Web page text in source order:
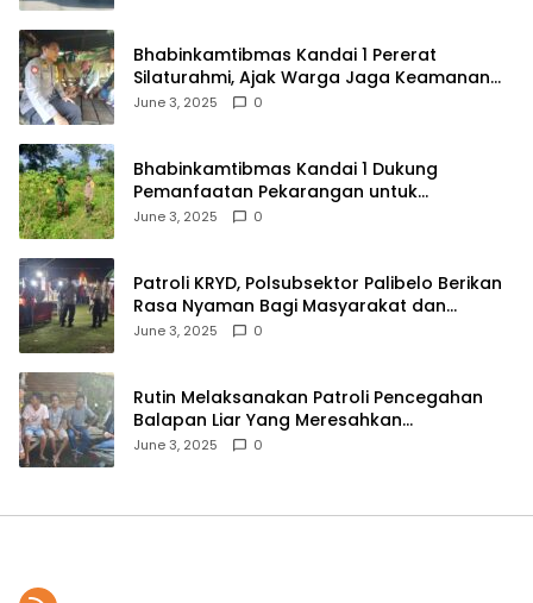
Bhabinkamtibmas Kandai 1 Pererat
Silaturahmi, Ajak Warga Jaga Keamanan
Lingkungan
June 3, 2025 0
Bhabinkamtibmas Kandai 1 Dukung
Pemanfaatan Pekarangan untuk
Ketahanan Pangan Menuju Indonesia Emas
June 3, 2025 0
Patroli KRYD, Polsubsektor Palibelo Berikan
Rasa Nyaman Bagi Masyarakat dan
Antisipasi Aksi Menjurus Premanisme
June 3, 2025 0
Rutin Melaksanakan Patroli Pencegahan
Balapan Liar Yang Meresahkan
Masyarakat, Polsek Soromandi
June 3, 2025 0